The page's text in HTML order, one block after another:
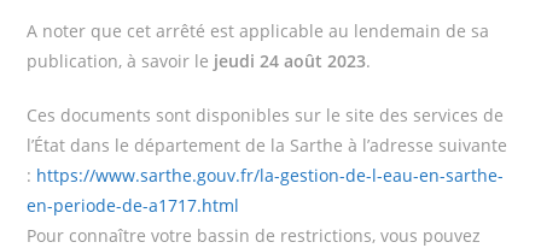
A noter que cet arrêté est applicable au lendemain de sa
publication, à savoir le jeudi 24 août 2023.
Ces documents sont disponibles sur le site des services de
l’État dans le département de la Sarthe à l’adresse suivante
: https://www.sarthe.gouv.fr/la-gestion-de-l-eau-en-sarthe-
en-periode-de-a1717.html
Pour connaître votre bassin de restrictions, vous pouvez